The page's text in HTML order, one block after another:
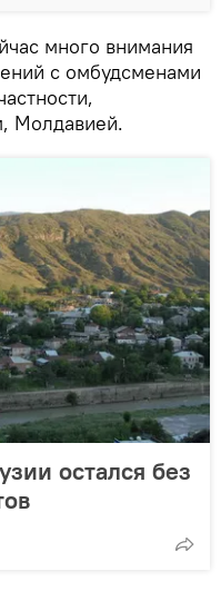
много внимания
с омбудсменами
Молдавией.
остался без